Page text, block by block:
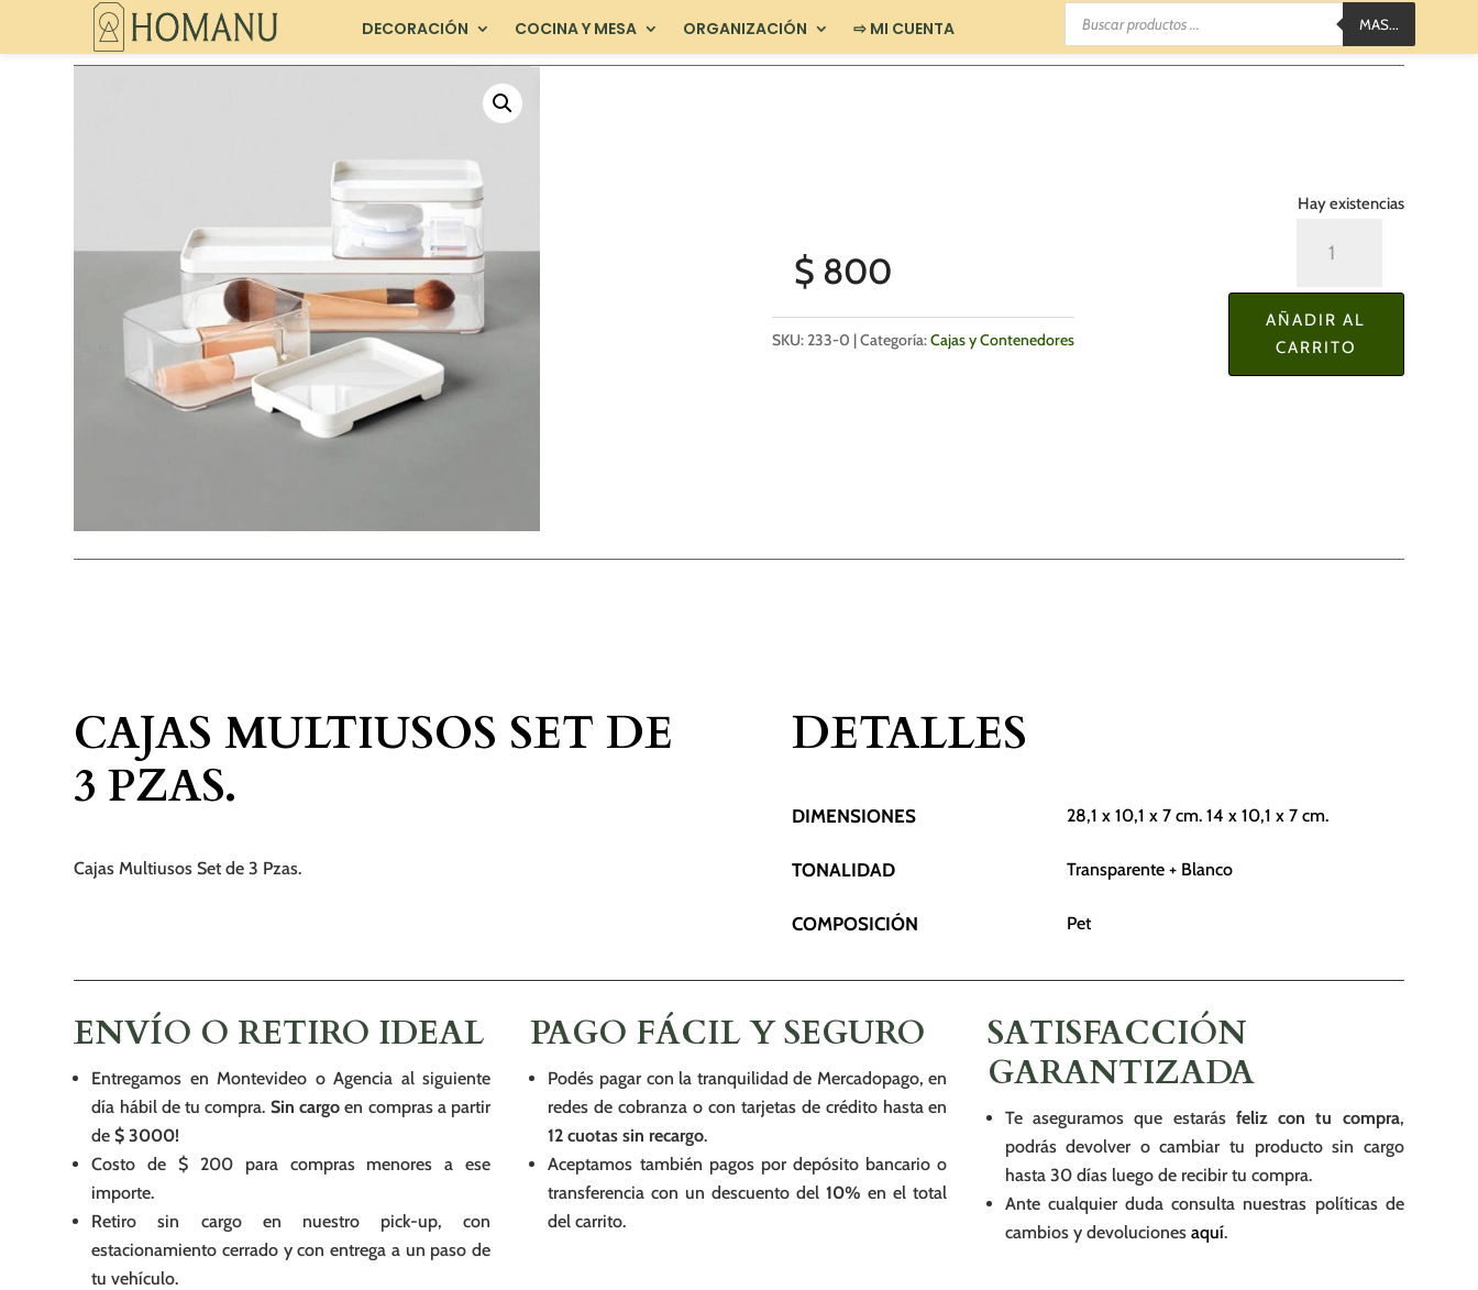
DECORACIÓN COCINA Y MESA ORGANIZACIÓN ⇨ MI CUENTA
Búsqueda
productos
MAS...
$ 800
SKU:233-0 Categoría:Cajas y Contenedores
Hay existencias
Multiusos
Set
de
3
AÑADIR AL
CARRITO
CAJAS MULTIUSOS SET DE
3 PZAS.
Cajas Multiusos Set de 3 Pzas.
DETALLES
DIMENSIONES 28,1 x 10,1 x 7 cm. 14 x 10,1 x 7 cm.
TONALIDAD Transparente + Blanco
COMPOSICIÓN Pet
ENVÍO O RETIRO IDEAL
Entregamos en Montevideo o Agencia al siguiente
día hábil de tu compra. Sin cargo en compras a partir
de $ 3000!
Costo de $ 200 para compras menores a ese
importe.
Retiro sin cargo en nuestro pick-up, con
estacionamiento cerrado y con entrega a un paso de
tu vehículo.
PAGO FÁCIL Y SEGURO
Podés pagar con la tranquilidad de Mercadopago, en
redes de cobranza o con tarjetas de crédito hasta en
12 cuotas sin recargo.
Aceptamos también pagos por depósito bancario o
transferencia con un descuento del10% en el total
del carrito.
SATISFACCIÓN
GARANTIZADA
Te aseguramos que estarás feliz con tu compra,
podrás devolver o cambiar tu producto sin cargo
hasta 30 días luego de recibir tu compra.
Ante cualquier duda consulta nuestras políticas de
cambios y devoluciones aquí.